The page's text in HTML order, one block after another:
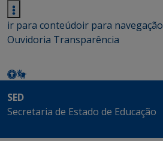
ir para conteúdoir para navegação
Ouvidoria Transparência
SED
Secretaria de Estado de Educação